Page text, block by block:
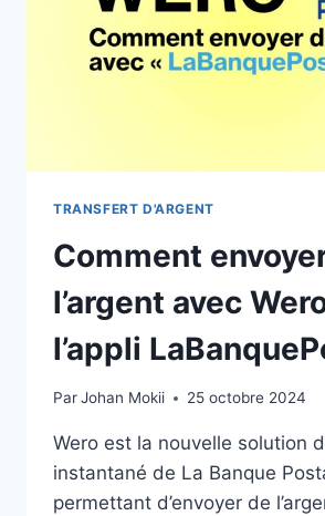
TRANSFERT D'ARGENT
Comment
l’argent avec
l’appli
ParJohan Mokii 25 octobre 2024
Wero est la nouvelle solution
instantané de La Banque
permettant d’envoyer de